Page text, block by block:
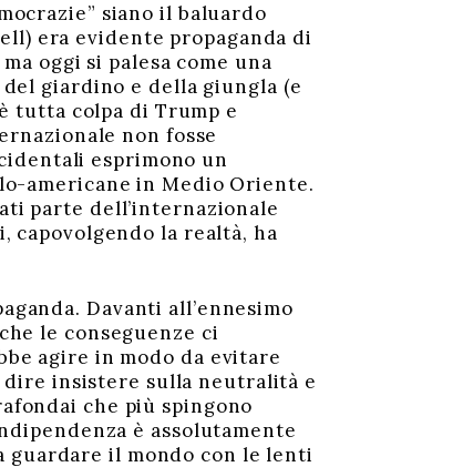
siano il baluardo
era evidente propaganda di
oggi si palesa come una
giardino e della giungla (e
tutta colpa di Trump e
non fosse
esprimono un
americane in Medio Oriente.
parte dell’internazionale
la realtà, ha
Davanti all’ennesimo
le conseguenze ci
agire in modo da evitare
dire insistere sulla neutralità e
che più spingono
è assolutamente
guardare il mondo con le lenti